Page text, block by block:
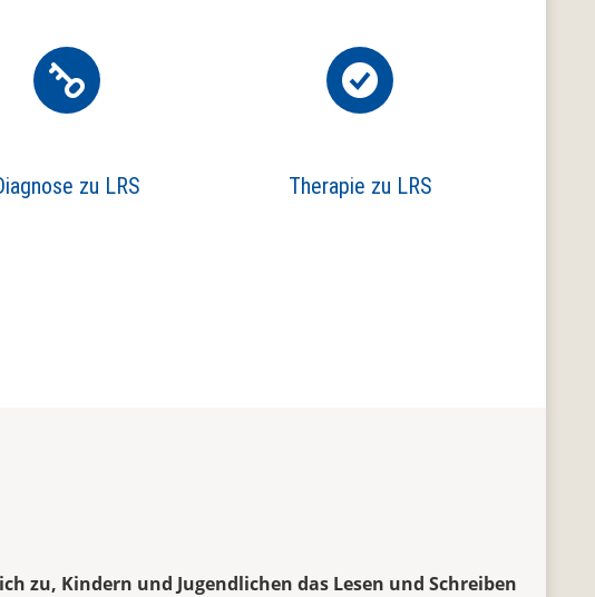
zu LRS Therapie zu LRS
zu, Kindern und Jugendlichen das Lesen und Schreiben